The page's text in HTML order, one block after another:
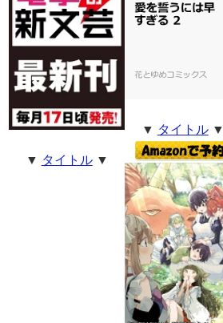
▼ タイトル▼
▼ タイトル▼